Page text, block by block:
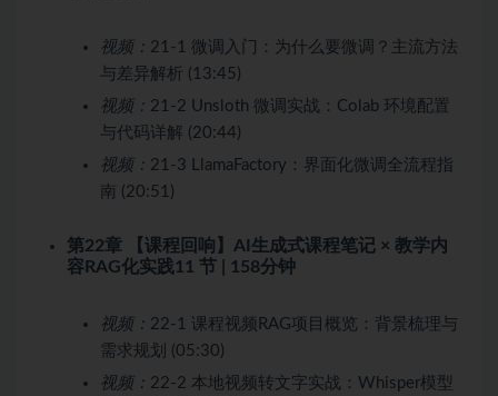
视频： 21-1 微调入门：为什么要微调？主流方法
与差异解析 (13:45)
视频： 21-2 Unsloth 微调实战：Colab 环境配置
与代码详解 (20:44)
视频： 21-3 LlamaFactory：界面化微调全流程指
南 (20:51)
第22章 【课程回响】AI生成式课程笔记 × 教学内
容RAG化实践11 节 | 158分钟
视频： 22-1 课程视频RAG项目概览：背景梳理与
需求规划 (05:30)
视频： 22-2 本地视频转文字实战：Whisper模型